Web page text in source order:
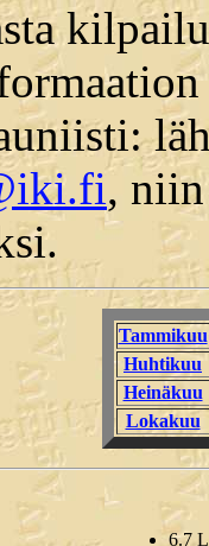
, niin
Tammikuu
Huhtikuu
Heinäkuu
Lokakuu
6.7